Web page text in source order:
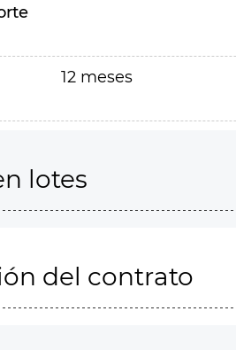
12 meses
lotes
del contrato